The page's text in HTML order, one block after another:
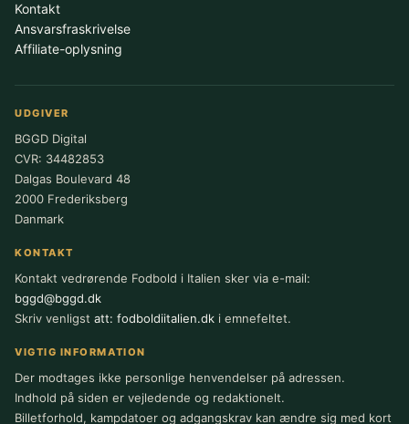
Kontakt
Ansvarsfraskrivelse
Affiliate-oplysning
UDGIVER
BGGD Digital
CVR: 34482853
Dalgas Boulevard 48
2000 Frederiksberg
Danmark
KONTAKT
Kontakt vedrørende Fodbold i Italien sker via e-mail:
bggd@bggd.dk
Skriv venligst att: fodboldiitalien.dk i emnefeltet.
VIGTIG INFORMATION
Der modtages ikke personlige henvendelser på adressen.
Indhold på siden er vejledende og redaktionelt.
Billetforhold, kampdatoer og adgangskrav kan ændre sig med kort